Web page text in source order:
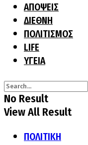
ΑΠΟΨΕΙΣ
ΔΙΕΘΝΗ
ΠΟΛΙΤΙΣΜΟΣ
LIFE
ΥΓΕΙΑ
No Result
View All Result
ΠΟΛΙΤΙΚΗ